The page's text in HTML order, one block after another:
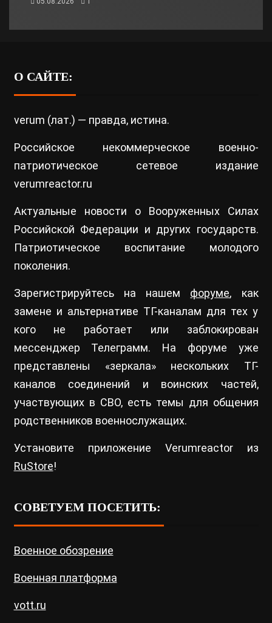
О САЙТЕ:
verum (лат.) — правда, истина.
Российское некоммерческое военно-
патриотическое сетевое издание
verumreactor.ru
Актуальные новости о Вооруженных Силах
Российской Федерации и других государств.
Патриотическое воспитание молодого
поколения.
Зарегистрируйтесь на нашем форуме, как
замене и альтернативе ТГ-каналам для тех у
кого не работает или заблокирован
мессенджер Телеграмм. На форуме уже
представлены «зеркала» нескольких ТГ-
каналов соединений и воинских частей,
участвующих в СВО, есть темы для общения
родственников военнослужащих.
Установите приложение Verumreactor из
RuStore!
СОВЕТУЕМ ПОСЕТИТЬ:
Военное обозрение
Военная платформа
vott.ru